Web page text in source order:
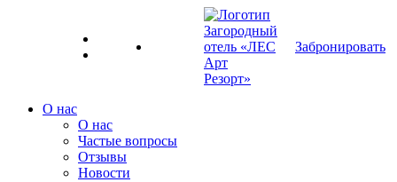
Забронировать
О нас
О нас
Частые вопросы
Отзывы
Новости